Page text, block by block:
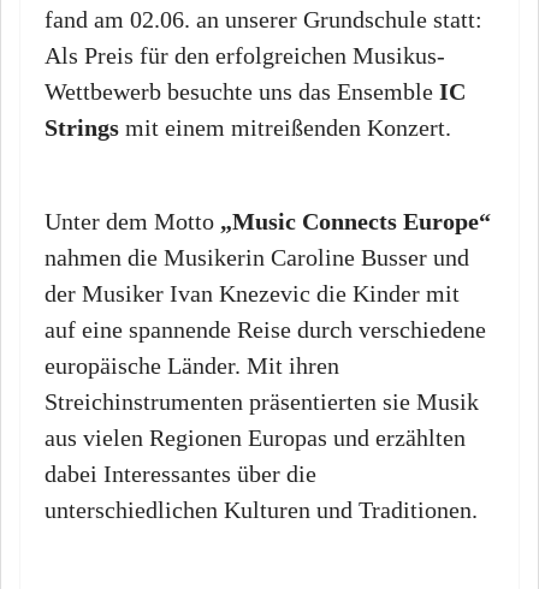
fand am 02.06. an unserer Grundschule statt:
Als Preis für den erfolgreichen Musikus-
Wettbewerb besuchte uns das Ensemble IC
Strings mit einem mitreißenden Konzert.
Unter dem Motto „Music Connects Europe“
nahmen die Musikerin Caroline Busser und
der Musiker Ivan Knezevic die Kinder mit
auf eine spannende Reise durch verschiedene
europäische Länder. Mit ihren
Streichinstrumenten präsentierten sie Musik
aus vielen Regionen Europas und erzählten
dabei Interessantes über die
unterschiedlichen Kulturen und Traditionen.